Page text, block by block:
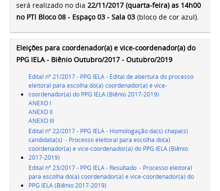
será realizado no dia 22/11/2017 (quarta-feira) as 14h00
no PTI Bloco 08 - Espaço 03 - Sala 03 (bloco de cor azul).
Eleições para coordenador(a) e vice-coordenador(a) do
PPG IELA - Biênio Outubro/2017 - Outubro/2019
Edital nº 21/2017 - PPG IELA - Edital de abertura do processo
eleitoral para escolha do(a) coordenador(a) e vice-
coordenador(a) do PPG IELA (Biênio 2017-2019)
ANEXO I
ANEXO II
ANEXO III
Edital nº 22/2017 - PPG IELA - Homologação da(s) chapa(s)
candidata(s) - Processo eleitoral para escolha do(a)
coordenador(a) e vice-coordenador(a) do PPG IELA (Biênio
2017-2019)
Edital nº 23/2017 - PPG IELA - Resultado - Processo eleitoral
para escolha do(a) coordenador(a) e vice-coordenador(a) do
PPG IELA (Biênio 2017-2019)